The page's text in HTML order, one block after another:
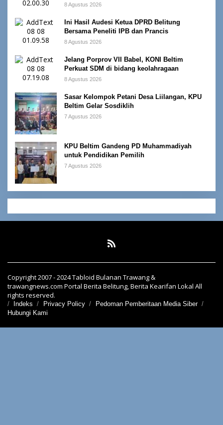
8 Agustus 2026
Ini Hasil Audesi Ketua DPRD Belitung
Bersama Peneliti IPB dan Prancis
8 Agustus 2026
Jelang Porprov VII Babel, KONI Beltim
Perkuat SDM di bidang keolahragaan
8 Agustus 2026
Sasar Kelompok Petani Desa Liilangan, KPU
Beltim Gelar Sosdiklih
7 Agustus 2026
KPU Beltim Gandeng PD Muhammadiyah
untuk Pendidikan Pemilih
7 Agustus 2026
Copyright 2007 - 2024 Tabloid Bulanan Trawang &
trawangnews.com Portal Berita Belitung, Berita Kearifan Lokal All
rights reserved.
Indeks Privacy Policy
Pedoman Pemberitaan Media Siber
Hubungi Kami